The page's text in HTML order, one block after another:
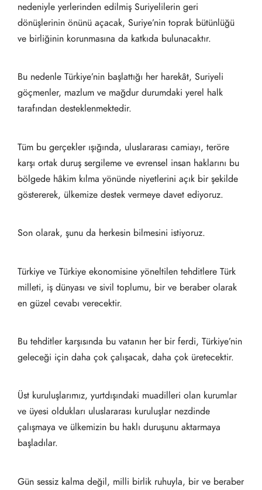
nedeniyle yerlerinden edilmiş Suriyelilerin geri
dönüşlerinin önünü açacak, Suriye’nin toprak bütünlüğü
ve birliğinin korunmasına da katkıda bulunacaktır.
Bu nedenle Türkiye’nin başlattığı her harekât, Suriyeli
göçmenler, mazlum ve mağdur durumdaki yerel halk
tarafından desteklenmektedir.
Tüm bu gerçekler ışığında, uluslararası camiayı, teröre
karşı ortak duruş sergileme ve evrensel insan haklarını bu
bölgede hâkim kılma yönünde niyetlerini açık bir şekilde
göstererek, ülkemize destek vermeye davet ediyoruz.
Son olarak, şunu da herkesin bilmesini istiyoruz.
Türkiye ve Türkiye ekonomisine yöneltilen tehditlere Türk
milleti, iş dünyası ve sivil toplumu, bir ve beraber olarak
en güzel cevabı verecektir.
Bu tehditler karşısında bu vatanın her bir ferdi, Türkiye’nin
geleceği için daha çok çalışacak, daha çok üretecektir.
Üst kuruluşlarımız, yurtdışındaki muadilleri olan kurumlar
ve üyesi oldukları uluslararası kuruluşlar nezdinde
çalışmaya ve ülkemizin bu haklı duruşunu aktarmaya
başladılar.
Gün sessiz kalma değil, milli birlik ruhuyla, bir ve beraber